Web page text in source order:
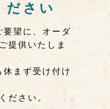
ださい
望に、オーダ
提供いたしま
まず受け付け
ださい。